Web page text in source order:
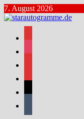
Zum
Inhalt
springen
7. August 2026